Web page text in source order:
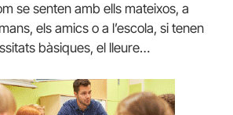
se senten amb ells mateixos, a
els amics o a l’escola, si tenen
bàsiques, el lleure…